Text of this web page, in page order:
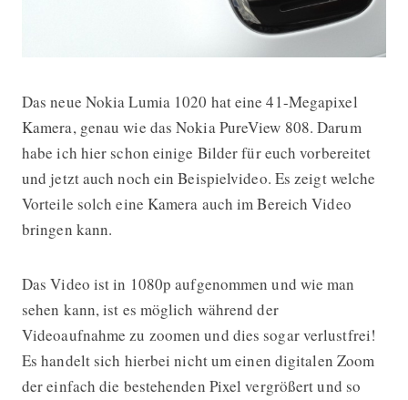
Die Vorteile einer 41-Megapixel
Das neue Nokia Lumia 1020 hat eine 41-Megapixel
Kamera, genau wie das Nokia PureView 808. Darum
habe ich hier schon einige Bilder für euch vorbereitet
und jetzt auch noch ein Beispielvideo. Es zeigt welche
Vorteile solch eine Kamera auch im Bereich Video
bringen kann.
Das Video ist in 1080p aufgenommen und wie man
sehen kann, ist es möglich während der
Videoaufnahme zu zoomen und dies sogar verlustfrei!
Es handelt sich hierbei nicht um einen digitalen Zoom
der einfach die bestehenden Pixel vergrößert und so